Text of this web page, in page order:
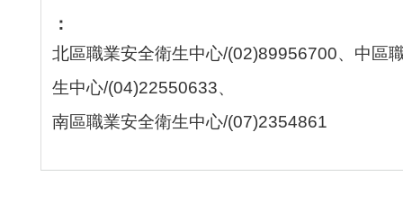
北區職業安全衛生中心/(02)89956700、中區
生中心/(04)22550633、
南區職業安全衛生中心/(07)2354861